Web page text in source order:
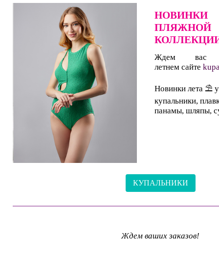
НОВИНКИ
ПЛЯЖНОЙ
Ждем вас
летнем сайте
Новинки лета ⛱
купальники,
панамы, шляпы,
КУПАЛЬНИКИ
Ждем ваших заказов!